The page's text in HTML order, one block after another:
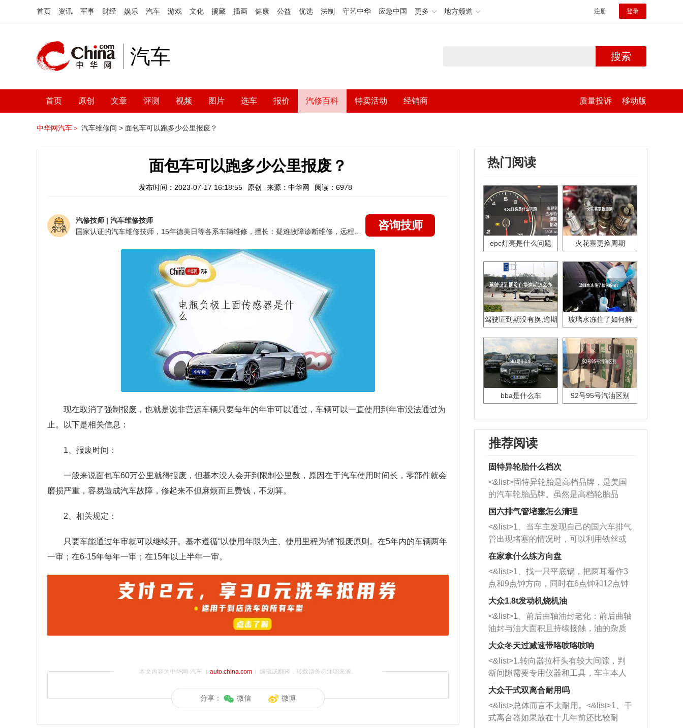
首页 资讯 军事 财经 娱乐 汽车 游戏 文化 援藏 插画 健康 公益 优选 法制 守艺中华 应急中国 更多 地方频道 注册 登录
汽车 搜索
首页 原创 文章 评测 视频 图片 选车 报价 汽修百科 特卖活动 经销商 质量投诉 移动版
中华网汽车＞ 汽车维修间 > 面包车可以跑多少公里报废？
面包车可以跑多少公里报废？
发布时间：2023-07-17 16:18:55 原创 来源：中华网 阅读：6978
汽修技师 | 汽车维修技师
咨询技师
现在取消了强制报废，也就是说非营运车辆只要每年的年审可以通过，车辆可以一直使用到年审没法通过为
止。以下是相关信息：
1、报废时间：
一般来说面包车60万公里就得报废，但基本没人会开到限制公里数，原因在于汽车使用时间长，零部件就会
磨损严重，容易造成汽车故障，修起来不但麻烦而且费钱，不划算。
2、相关规定：
只要车能通过年审就可以继续开。基本遵循“以使用年限为主、使用里程为辅”报废原则。在5年内的车辆两年
一审；在6-15年每年一审；在15年以上半年一审。
本文内容为中华网·汽车（ auto.china.com）编辑或翻译，转载请务必注明来源。
分享： 微信 微博
热门阅读
epc灯亮是什么问题 火花塞更换周期
驾驶证到期没有换,逾期
玻璃水冻住了如何解
bba是什么车 92号95号汽油区别
推荐阅读
固特异轮胎什么档次
<&list>固特异轮胎是高档品牌，是美国
的汽车轮胎品牌。虽然是高档轮胎品
牌，但是中高低端的轮胎都有生产，这
也是为了更好的开拓市场。
国六排气管堵塞怎么清理
<&list>1、当车主发现自己的国六车排气
管出现堵塞的情况时，可以利用铁丝或
者是细棍，直接将杂物给取出来，如果
堵塞情况比较严重，也可以采取应急措
施。 <&list>2、直接利用木棍将所有的
杂物推到排气管里面的位置处，然后将
三元催化器拆解开，就可以将堵塞的东
西取出来。但如果是因为积碳过多引起
的堵塞，就需要将三元催化器泡在草酸
洗剂对堵塞的情况得到解决，将清洗剂
放在燃油箱中，与燃油混合后，车辆启
动时，就可以和汽油一起进入到燃烧
室，最后形成废气排出，就可以让三元
催化器得到清洗，排气管堵塞的情况就
能够得到解决。
在家拿什么练方向盘
<&list>1、找一只平底锅，把两耳看作3
点和9点钟方向，同时在6点钟和12点钟
方向做一个标记。 <&list>2、双手握住
一圈半的练习，往右同样也要打相同的
圈数。 <&list>3、最后强调要反复练
习，这样就可以形成肌肉记忆，在真实
驾驶车辆时，不需要记忆也能打好方
向。
大众1.8t发动机烧机油
<&list>1、前后曲轴油封老化：前后曲轴
油封与油大面积且持续接触，油的杂质
和发动机内持续温度变化使其密封效果
逐渐减弱，导致渗油或漏油。<&list>2、
活塞间隙过大：积碳会使活塞环与缸体
的间隙扩大，导致机油流入燃烧室中，
造成烧机油。<&list>3、机油粘度。使用
机油粘度过小的话，同样会有烧机油现
象，机油粘度过小具有很好的流动性，
大众冬天过减速带咯吱咯吱响
<&list>1.转向器拉杆头有较大间隙，判
断间隙需要专用仪器和工具，车主本人
无法制作，需要将车辆送到修理厂或4s
店；<&list>2.车辆半轴套管防尘罩破
裂，破裂后会出现漏油现象，使半轴磨
损严重，磨损的半轴容易损坏，产生异
大众干式双离合耐用吗
<&list>总体而言不太耐用。<&list>1、干
式离合器如果放在十几年前还比较耐